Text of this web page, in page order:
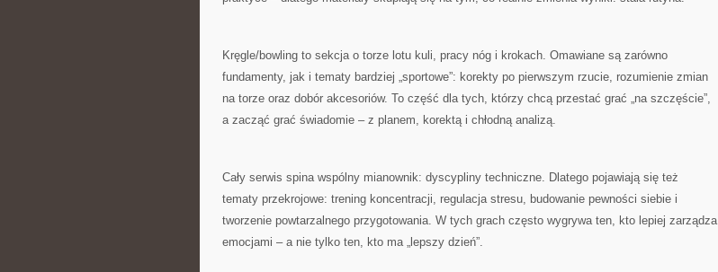
Kręgle/bowling to sekcja o torze lotu kuli, pracy nóg i krokach. Omawiane są zarówno
fundamenty, jak i tematy bardziej „sportowe”: korekty po pierwszym rzucie, rozumienie zmian
na torze oraz dobór akcesoriów. To część dla tych, którzy chcą przestać grać „na szczęście”,
a zacząć grać świadomie – z planem, korektą i chłodną analizą.
Cały serwis spina wspólny mianownik: dyscypliny techniczne. Dlatego pojawiają się też
tematy przekrojowe: trening koncentracji, regulacja stresu, budowanie pewności siebie i
tworzenie powtarzalnego przygotowania. W tych grach często wygrywa ten, kto lepiej zarządza
emocjami – a nie tylko ten, kto ma „lepszy dzień”.